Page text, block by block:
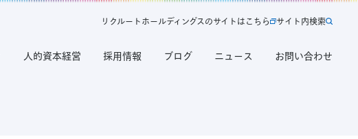
新
ブ
で
リ クルー トホールディ ングスのサイ トはこちら サ
内
検
サイ ト内検索
人的資本経営 採用情報 ブログ ニュース お問い合わせ